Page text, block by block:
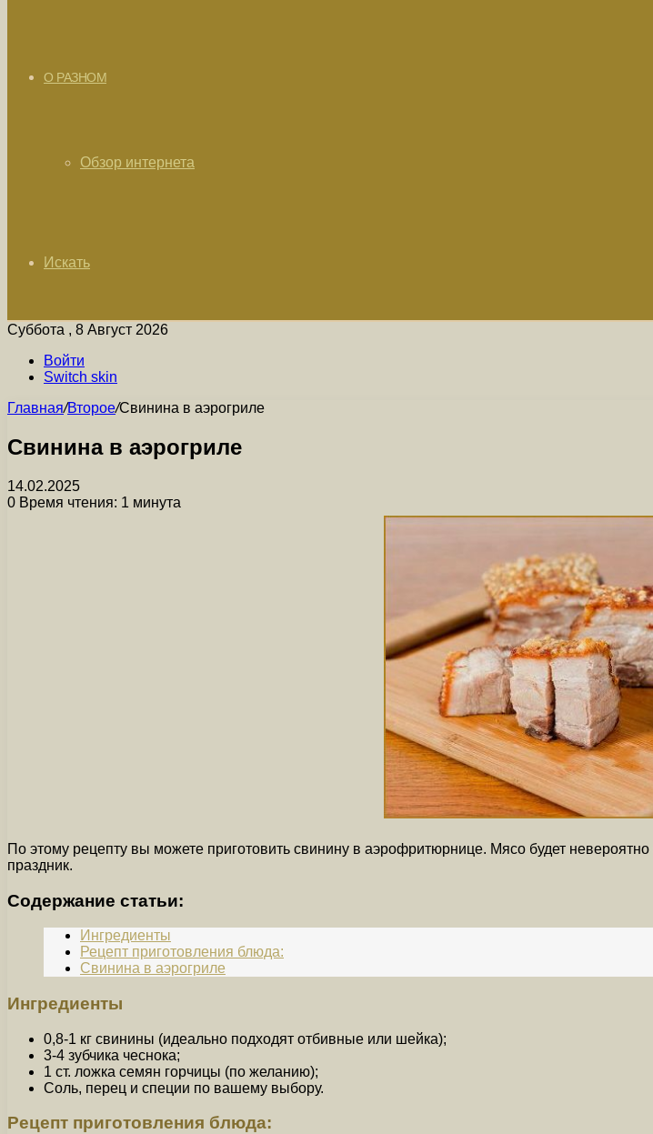
О РАЗНОМ
Обзор интернета
Искать
Суббота , 8 Август 2026
Войти
Switch skin
Главная/Второе/Свинина в аэрогриле
Свинина в аэрогриле
14.02.2025
0 Время чтения: 1 минута
По этому рецепту вы можете приготовить свинину в аэрофритюрнице. Мясо будет
праздник.
Содержание статьи:
Ингредиенты
Рецепт приготовления блюда:
Свинина в аэрогриле
Ингредиенты
0,8-1 кг свинины (идеально подходят отбивные или шейка);
3-4 зубчика чеснока;
1 ст. ложка семян горчицы (по желанию);
Соль, перец и специи по вашему выбору.
Рецепт приготовления блюда: